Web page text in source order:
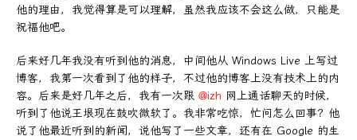
他的理由，我觉得算是可以理解，虽然我应该不会这么做，只能是
祝福他吧。
后来好几年我没有听到他的消息，中间他从 Windows Live 上写过
博客，我第一次看到了他的样子，不过他的博客上没有技术上的内
容。后来是好几年之后，我有一次跟 @izh 网上通话聊天的时候，
听到了他说王垠现在鼓吹微软了。我非常吃惊，忙问怎么回事？他
说了他最近听到的新闻，说他写了一些文章，还有在 Google 的生